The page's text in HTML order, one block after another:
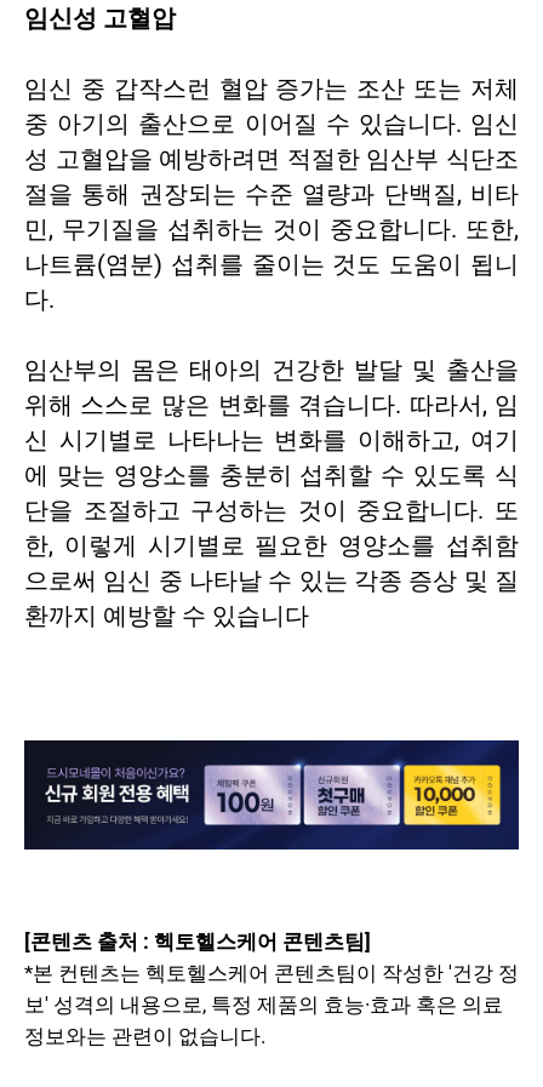
임신성 고혈압
임신 중 갑작스런 혈압 증가는 조산 또는 저체
중 아기의 출산으로 이어질 수 있습니다. 임신
성 고혈압을 예방하려면 적절한 임산부 식단조
절을 통해 권장되는 수준 열량과 단백질, 비타
민, 무기질을 섭취하는 것이 중요합니다. 또한,
나트륨(염분) 섭취를 줄이는 것도 도움이 됩니
다.
임산부의 몸은 태아의 건강한 발달 및 출산을
위해 스스로 많은 변화를 겪습니다. 따라서, 임
신 시기별로 나타나는 변화를 이해하고, 여기
에 맞는 영양소를 충분히 섭취할 수 있도록 식
단을 조절하고 구성하는 것이 중요합니다. 또
한, 이렇게 시기별로 필요한 영양소를 섭취함
으로써 임신 중 나타날 수 있는 각종 증상 및 질
환까지 예방할 수 있습니다
[콘텐츠 출처 : 헥토헬스케어 콘텐츠팀]
*본 컨텐츠는 헥토헬스케어 콘텐츠팀이 작성한 '건강 정
보' 성격의 내용으로, 특정 제품의 효능·효과 혹은 의료
정보와는 관련이 없습니다.